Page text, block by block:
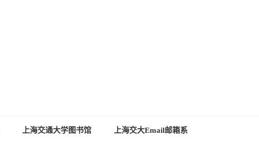
上海交通大学图书馆 上海交大Email邮箱系